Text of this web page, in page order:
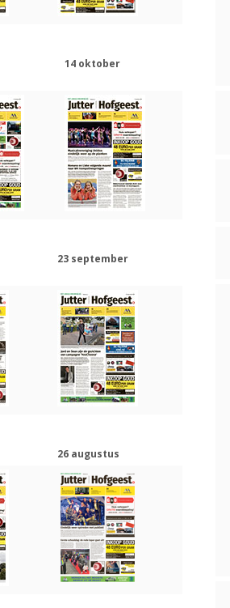
14 oktober
23 september
26 augustus